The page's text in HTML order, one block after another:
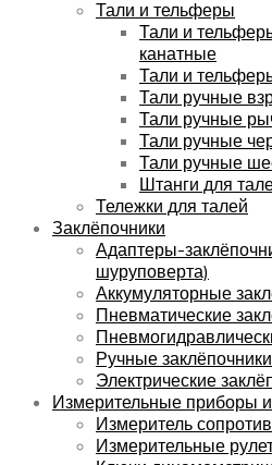
Тали и тельферы
Тали и
канатные
Тали и
Тали ручные
Тали ручные
Тали ручные
Тали ручные
Штанги для
Тележки для талей
Заклёпочники
Адаптеры-
шуруповерта)
Аккумуляторные
Пневматические
Ручные заклёпочники
Электрические
Измерительные приборы
Измеритель
Измерительные